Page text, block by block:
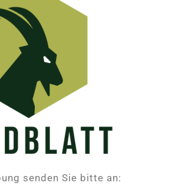
senden Sie bitte an: